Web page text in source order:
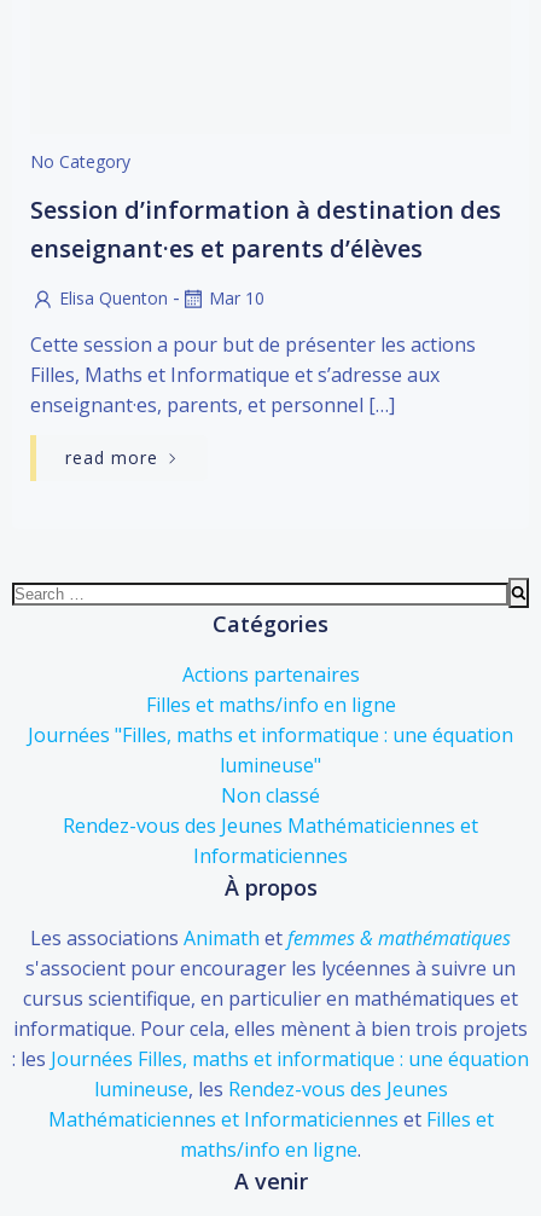
No Category
Session d’information à destination des
enseignant·es et parents d’élèves
Elisa Quenton - Mar 10
Cette session a pour but de présenter les actions
Filles, Maths et Informatique et s’adresse aux
enseignant·es, parents, et personnel […]
read more
Search
Catégories
Actions partenaires
Filles et maths/info en ligne
Journées "Filles, maths et informatique : une équation
lumineuse"
Non classé
Rendez-vous des Jeunes Mathématiciennes et
Informaticiennes
À propos
Les associations Animath etfemmes & mathématiques
s'associent pour encourager les lycéennes à suivre un
cursus scientifique, en particulier en mathématiques et
informatique. Pour cela, elles mènent à bien trois projets
: les Journées Filles, maths et informatique : une équation
lumineuse, les Rendez-vous des Jeunes
Mathématiciennes et Informaticiennes et Filles et
maths/info en ligne.
A venir